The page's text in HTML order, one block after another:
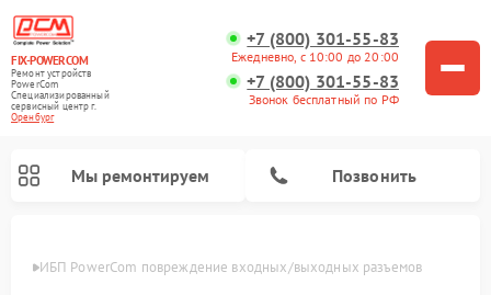
FIX-POWERCOM
Ремонт устройств
PowerCom
Специализированный
cервисный центр г.
Оренбург
+7 (800) 301-55-83
Ежедневно, с 10:00 до 20:00
+7 (800) 301-55-83
Звонок бесплатный по РФ
Мы ремонтируем Позвонить
ИБП PowerCom повреждение входных/выходных разъемов